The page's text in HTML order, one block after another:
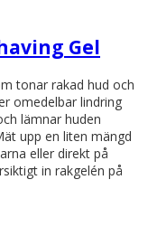
Gel
tonar rakad hud och
omedelbar lindring
lämnar huden
upp en liten mängd
eller direkt på
in rakgelén på